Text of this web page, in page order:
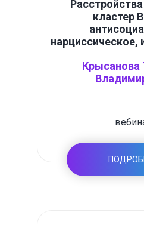
кластер
нарциссическое,
Крысанова